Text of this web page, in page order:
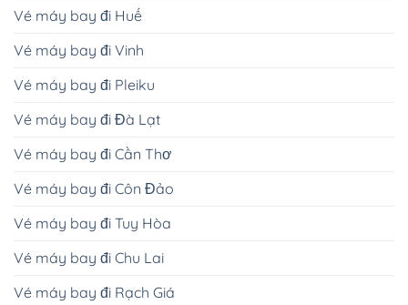
Vé máy bay đi Huế
Vé máy bay đi Vinh
Vé máy bay đi Pleiku
Vé máy bay đi Đà Lạt
Vé máy bay đi Cần Thơ
Vé máy bay đi Côn Đảo
Vé máy bay đi Tuy Hòa
Vé máy bay đi Chu Lai
Vé máy bay đi Rạch Giá